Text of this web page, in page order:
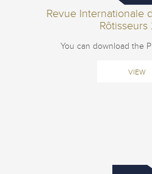
Revue Internationale
Rôtisseurs
You can download the
VIEW